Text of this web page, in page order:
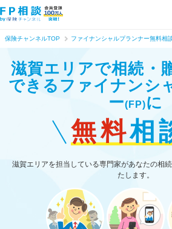
保険チャンネルTOP ファイナンシャルプランナー無料相
滋賀エリアで相続・
できる ファイナンシ
ー(FP)に
無料相
滋賀エリアを担当している専門家があなたの相
たします。